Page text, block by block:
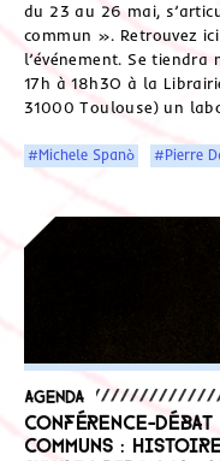
du 23 au 26 mai,
commun ». Retrouvez
l’événement. Se
17h à 18h3O à la
31000 Toulouse) un
#Michele Spanò #Pierre
Agenda
Conférence-
communs :